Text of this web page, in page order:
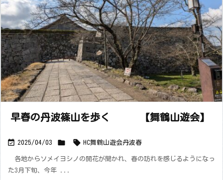
早春の丹波篠山を歩く 【舞鶴山遊会】
 2025/04/03   HC舞鶴山遊会丹波春
各地からソメイヨシノの開花が聞かれ、春の訪れを感じるようになっ
た3月下旬、今年 ...